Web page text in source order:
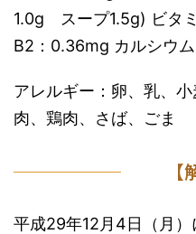
1.0g スープ1.5g) ビタ
B2：0.36mg カルシウ
アレルギー：卵、乳、
肉、鶏肉、さば、ごま
【
平成29年12月4日（月）